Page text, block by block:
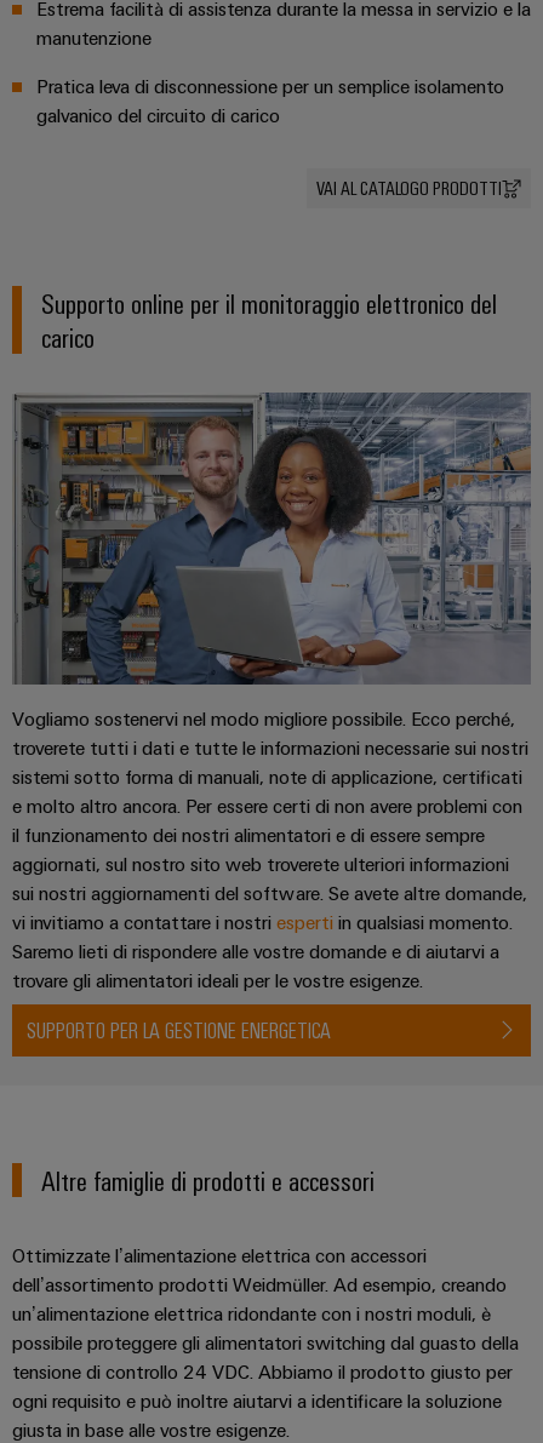
Stoccaggio
di
energia
energetico
e
distribuzione
Stabilità
e
sicurezza
per
reti
energetiche
moderne
Trattamento
dell’acqua
delle
acque
reflue
Soluzioni
l’industria
dell’acqua
e
delle
reflue
Oil
sicurezza
di
con
soluzioni
in
rete
per
l'industria
di
processo
Misurazione
dell'energia
Weidmüller
Piattaforma
industriali
easyConnect
Workplace
e
Accessori
Utensili
Macchine
automatiche
Stampanti
industriali
Software
Marcatori
Illuminazione
industriale
Infrastruttura
del
di
assemblaggio
Guide
per
morsettiere
preassemblate
Estrema facilità di assistenza durante la messa in servizio e la
manutenzione
Pratica leva di disconnessione per un semplice isolamento
galvanico del circuito di carico
VAI AL CATALOGO PRODOTTI
Supporto online per il monitoraggio elettronico del
carico
Vogliamo sostenervi nel modo migliore possibile. Ecco perché,
troverete tutti i dati e tutte le informazioni necessarie sui nostri
sistemi sotto forma di manuali, note di applicazione, certificati
e molto altro ancora. Per essere certi di non avere problemi con
il funzionamento dei nostri alimentatori e di essere sempre
aggiornati, sul nostro sito web troverete ulteriori informazioni
sui nostri aggiornamenti del software. Se avete altre domande,
vi invitiamo a contattare i nostri esperti in qualsiasi momento.
Saremo lieti di rispondere alle vostre domande e di aiutarvi a
trovare gli alimentatori ideali per le vostre esigenze.
SUPPORTO PER LA GESTIONE ENERGETICA
Altre famiglie di prodotti e accessori
Ottimizzate l’alimentazione elettrica con accessori
dell’assortimento prodotti Weidmüller. Ad esempio, creando
un’alimentazione elettrica ridondante con i nostri moduli, è
possibile proteggere gli alimentatori switching dal guasto della
tensione di controllo 24 VDC. Abbiamo il prodotto giusto per
ogni requisito e può inoltre aiutarvi a identificare la soluzione
giusta in base alle vostre esigenze.